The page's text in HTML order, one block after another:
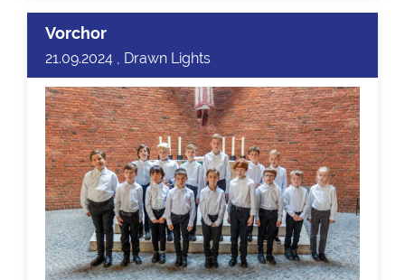
Vorchor
21.09.2024 , Drawn Lights